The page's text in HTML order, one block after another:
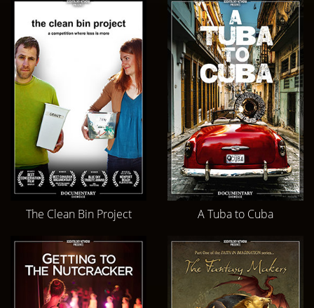
The Clean Bin Project A Tuba to Cuba